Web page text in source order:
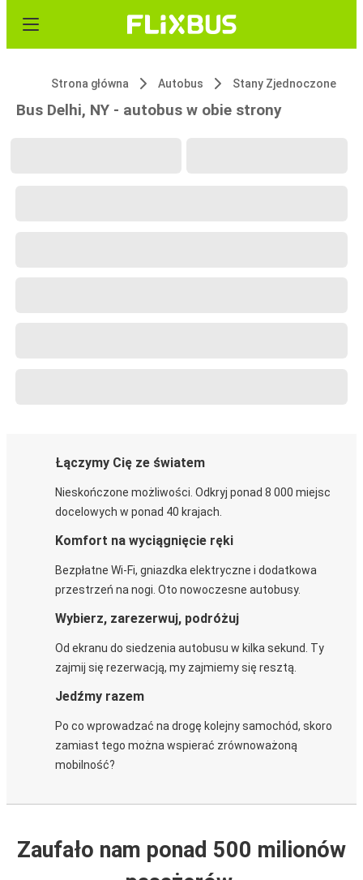
Strona główna Autobus Stany Zjednoczone
Bus Delhi, NY - autobus w obie strony
Łączymy Cię ze światem
Nieskończone możliwości. Odkryj ponad 8 000 miejsc
docelowych w ponad 40 krajach.
Komfort na wyciągnięcie ręki
Bezpłatne Wi-Fi, gniazdka elektryczne i dodatkowa
przestrzeń na nogi. Oto nowoczesne autobusy.
Wybierz, zarezerwuj, podróżuj
Od ekranu do siedzenia autobusu w kilka sekund. Ty
zajmij się rezerwacją, my zajmiemy się resztą.
Jedźmy razem
Po co wprowadzać na drogę kolejny samochód, skoro
zamiast tego można wspierać zrównoważoną
mobilność?
Zaufało nam ponad 500 milionów